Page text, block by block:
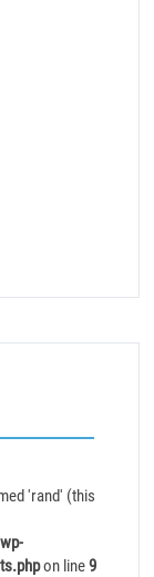
'rand' (this
on line9